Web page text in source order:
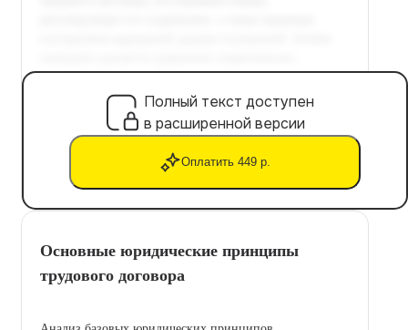
Полный текст доступен
в расширенной версии
Оплатить 449 р.
Основные юридические принципы
трудового договора